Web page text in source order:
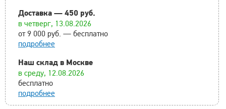
Доставка — 450 руб.
в четверг, 13.08.2026
от 9 000 руб. — бесплатно
подробнее
Наш склад в Москве
в среду, 12.08.2026
бесплатно
подробнее